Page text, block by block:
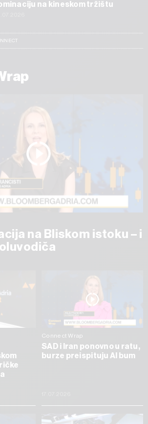
na kineskom tržištu
na Bliskom istoku – i
Connect Wrap
SAD i Iran ponovno u ratu,
burze preispituju AI bum